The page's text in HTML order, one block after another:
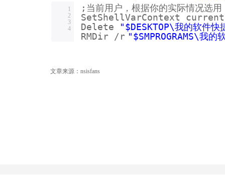
1
2
3
4
;当前用户，根据你的实际情况选用
SetShellVarContext current
Delete
"$DESKTOP\我的软件
RMDir /r "$SMPROGRAMS\我的
文章来源：nsisfans